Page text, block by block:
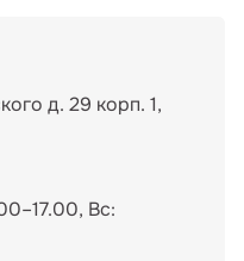
д. 29 корп. 1,
Вс: